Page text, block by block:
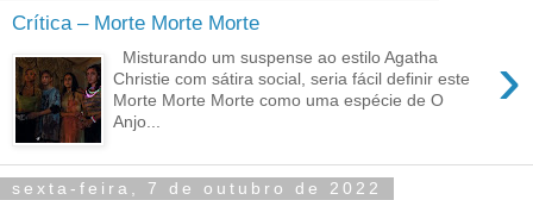
Crítica – Morte Morte Morte
›
Misturando um suspense ao estilo Agatha
Christie com sátira social, seria fácil definir este
Morte Morte Morte como uma espécie de O
Anjo...
sexta-feira, 7 de outubro de 2022